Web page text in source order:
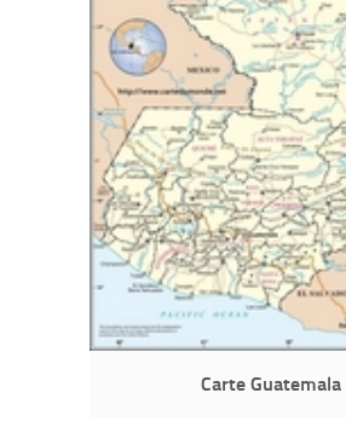
Carte Guatemala